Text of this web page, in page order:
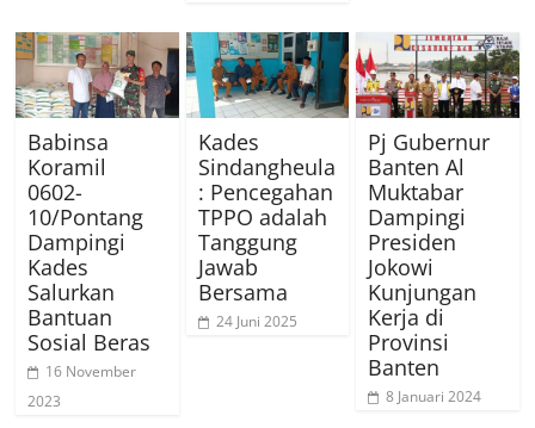
Babinsa
Koramil
0602-
10/Pontang
Dampingi
Kades
Salurkan
Bantuan
Sosial Beras
16 November
2023
Kades
Sindangheula
: Pencegahan
TPPO adalah
Tanggung
Jawab
Bersama
24 Juni 2025
Pj Gubernur
Banten Al
Muktabar
Dampingi
Presiden
Jokowi
Kunjungan
Kerja di
Provinsi
Banten
8 Januari 2024